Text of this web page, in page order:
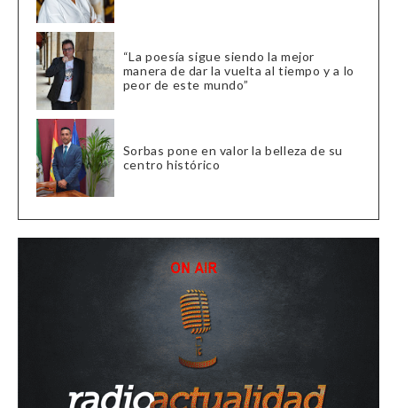
“La poesía sigue siendo la mejor
manera de dar la vuelta al tiempo y a lo
peor de este mundo”
Sorbas pone en valor la belleza de su
centro histórico